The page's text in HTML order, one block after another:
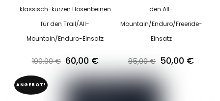
klassisch-kurzen Hosenbeinen
für den Trail/All-
Mountain/Enduro-Einsatz
100,00€ Ursprünglicher
Preis
war:
60,00 €Aktueller
Preis
ist:
den All-
Mountain/Enduro/Freeride-
Einsatz
85,00€
Preis
50,00 €
ANGEBOT!